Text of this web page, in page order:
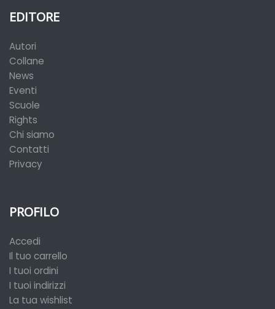
EDITORE
Autori
Collane
News
Eventi
Scuole
Rights
Chi siamo
Contatti
Privacy
PROFILO
Accedi
Il tuo carrello
I tuoi ordini
I tuoi indirizzi
La tua wishlist